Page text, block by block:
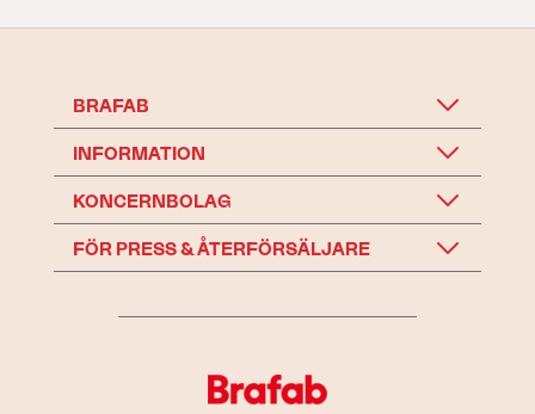
BRAFAB
INFORMATION
KONCERNBOLAG
FÖR PRESS & ÅTERFÖRSÄLJARE